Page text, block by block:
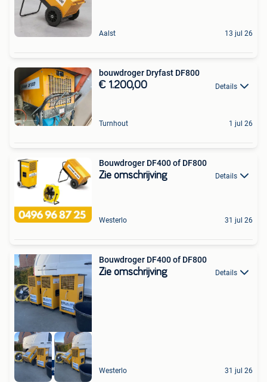
Aalst 13 jul 26
bouwdroger Dryfast DF800
€ 1.200,00 Details
Turnhout 1 jul 26
Bouwdroger DF400 of DF800
Zie omschrijving Details
Westerlo 31 jul 26
Bouwdroger huren
Bouwdroger DF400 of DF800
Zie omschrijving Details
Westerlo 31 jul 26